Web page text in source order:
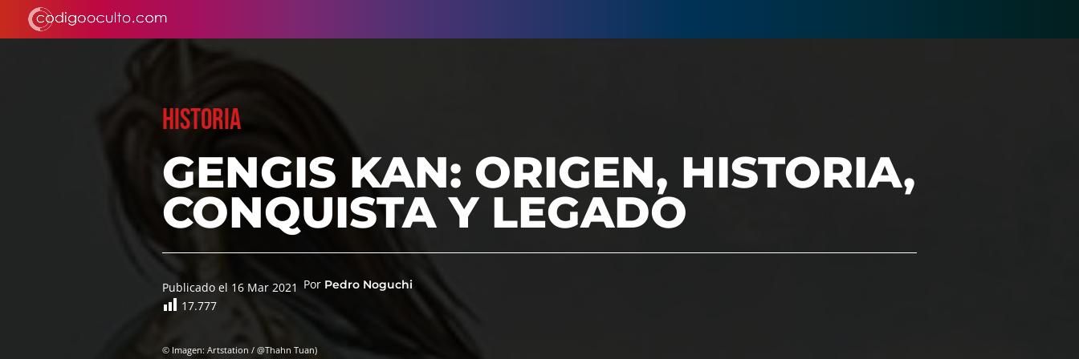
HISTORIA
GENGIS KAN: ORIGEN, HISTORIA,
CONQUISTA Y LEGADO
Publicado el 16 Mar 2021 Por Pedro Noguchi
17.777
© Imagen: Artstation / @Thahn Tuan)